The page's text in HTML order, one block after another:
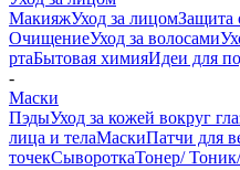
МакияжУход за лицомЗащита
ОчищениеУход за волосами
ртаБытовая химияИдеи для
-
Маски
ПэдыУход за кожей вокруг
лица и телаМаскиПатчи для
точекСывороткаТонер/